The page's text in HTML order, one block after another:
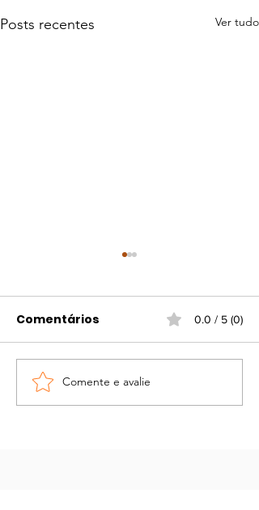
Posts recentes Ver tudo
Portaria atualiza
regras para
Comentários 0.0 / 5 (0)
Comente e avalie